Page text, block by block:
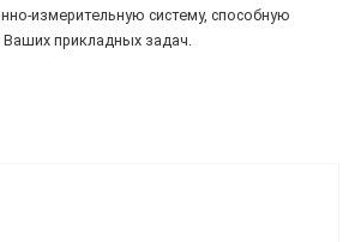
измерительную систему, способную
прикладных задач.